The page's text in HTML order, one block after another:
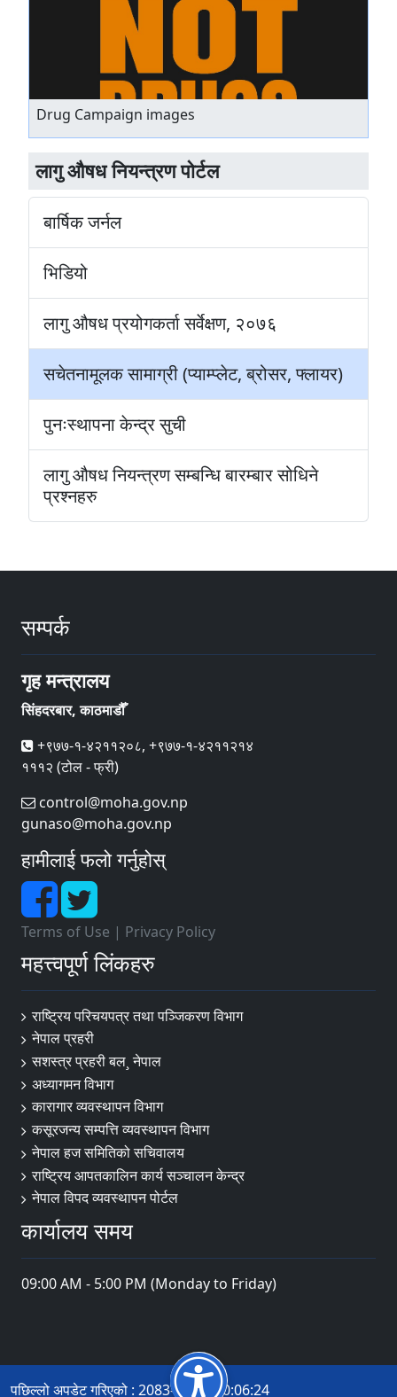
लागु औषध नियन्त्रण पोर्टल
बार्षिक जर्नल
भिडियो
लागु औषध प्रयोगकर्ता सर्वेक्षण, २०७६
सचेतनामूलक सामाग्री (प्याम्प्लेट, ब्रोसर, फ्लायर)
पुनःस्थापना केन्द्र सुची
लागु औषध नियन्त्रण सम्बन्धि बारम्बार सोधिने
प्रश्नहरु
Drug Campaign images
सम्पर्क
गृह मन्त्रालय
सिंहदरबार, काठमाडौँ
+९७७-१-४२११२०८, +९७७-१-४२११२१४
१११२ (टोल - फ्री)
control@moha.gov.np
gunaso@moha.gov.np
हामीलाई फलो गर्नुहोस्
Terms of Use | Privacy Policy
महत्त्वपूर्ण लिंकहरु
राष्ट्रिय परिचयपत्र तथा पञ्‍जिकरण विभाग
नेपाल प्रहरी
सशस्त्र प्रहरी बल¸ नेपाल
अध्यागमन विभाग
कारागार व्यवस्थापन विभाग
कसूरजन्य सम्पत्ति व्यवस्थापन विभाग
नेपाल हज समितिको सचिवालय
राष्ट्रिय आपतकालिन कार्य सञ्चालन केन्द्र
नेपाल विपद व्यवस्थापन पोर्टल
कार्यालय समय
09:00 AM - 5:00 PM (Monday to Friday)
पछिल्लो अपडेट गरिएको : 2083-04-22 10:06:24